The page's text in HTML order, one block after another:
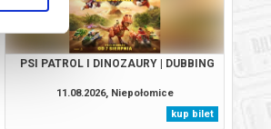
PSI PATROL I DINOZAURY | DUBBING
11.08.2026, Niepołomice
kup bilet